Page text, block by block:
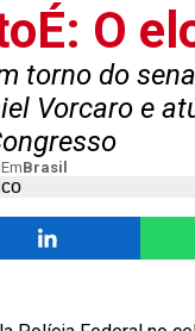
O
torno do
Vorcaro e
EmBrasil